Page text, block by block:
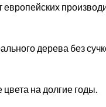
европейских
дерева без
на долгие годы.